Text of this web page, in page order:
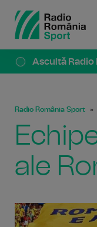
Ascultă Radio
Radio România Sport
ale